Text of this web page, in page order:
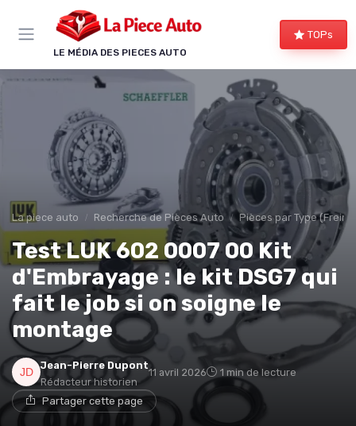
LE MÉDIA DES PIECES AUTO
TOPs
La piece auto Recherche de Pièces Auto Pièces par Type
Test LUK 602 0007 00 Kit
d'Embrayage : le kit DSG7 qui
fait le job si on soigne le
montage
Jean-Pierre Dupont
Rédacteur historien
11 avril 2026 1 min de lecture
Partager cette page
Panneau de gestion des cookies